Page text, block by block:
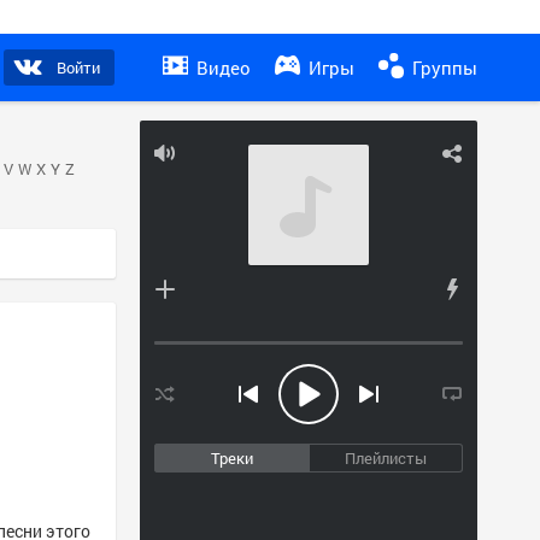
Войти Видео Игры Группы
Треки Плейлисты
V W X Y Z
этого